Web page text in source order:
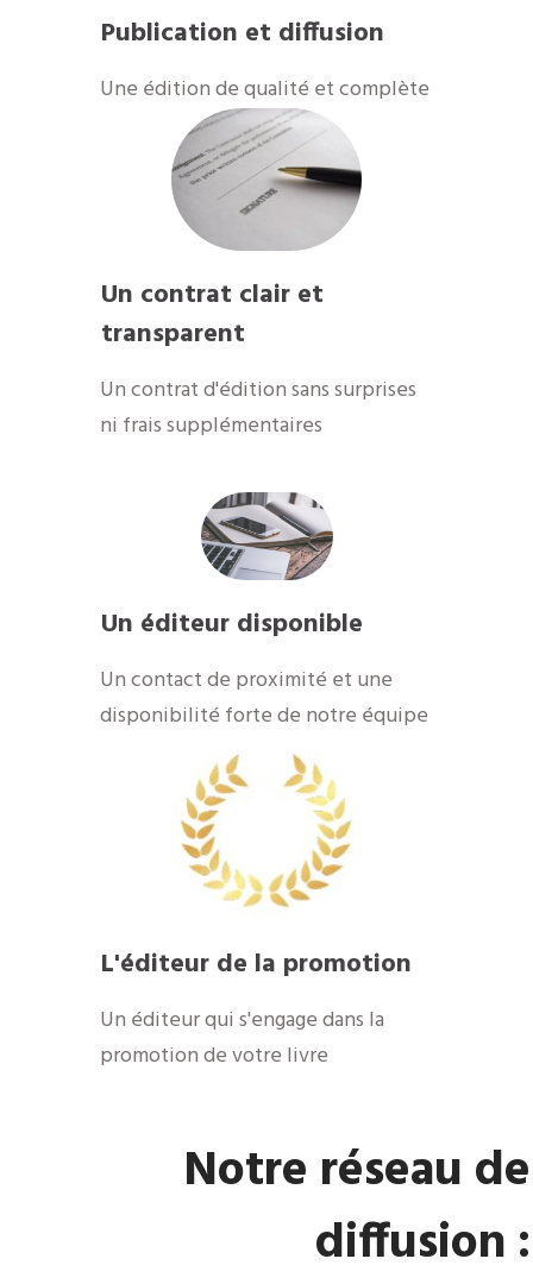
Publication et diffusion
Une édition de qualité et complète
Un contrat clair et
transparent
Un contrat d'édition sans surprises
ni frais supplémentaires
Un éditeur disponible
Un contact de proximité et une
disponibilité forte de notre équipe
L'éditeur de la promotion
Un éditeur qui s'engage dans la
promotion de votre livre
Notre réseau de
diffusion :